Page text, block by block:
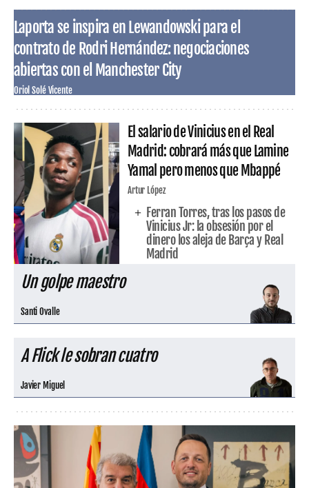
Laporta se inspira en Lewandowski para el
contrato de Rodri Hernández: negociaciones
abiertas con el Manchester City
Oriol Solé Vicente
El salario de Vinicius en el Real
Madrid: cobrará más que Lamine
Yamal pero menos que Mbappé
Artur López
Ferran Torres, tras los pasos de
Vinicius Jr: la obsesión por el
dinero los aleja de Barça y Real
Madrid
Un golpe maestro
Santi Ovalle
A Flick le sobran cuatro
Javier Miguel